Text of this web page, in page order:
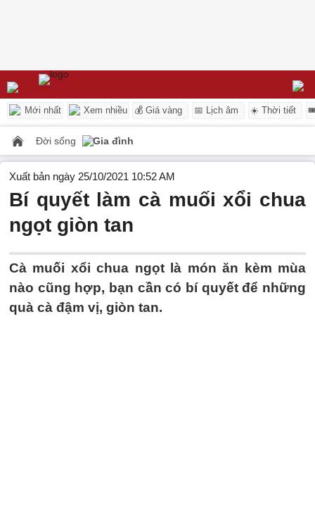
Mới nhất Xem nhiều 💰 Giá vàng 📅 Lịch âm ☀️ Thời tiết
Đời sống Gia đình
Xuất bản ngày 25/10/2021 10:52 AM
Bí quyết làm cà muối xổi chua
ngọt giòn tan
Cà muối xổi chua ngọt là món ăn kèm mùa
nào cũng hợp, bạn cần có bí quyết để những
quà cà đậm vị, giòn tan.